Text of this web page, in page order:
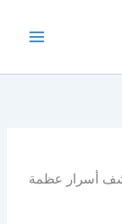
أسرار عظمة